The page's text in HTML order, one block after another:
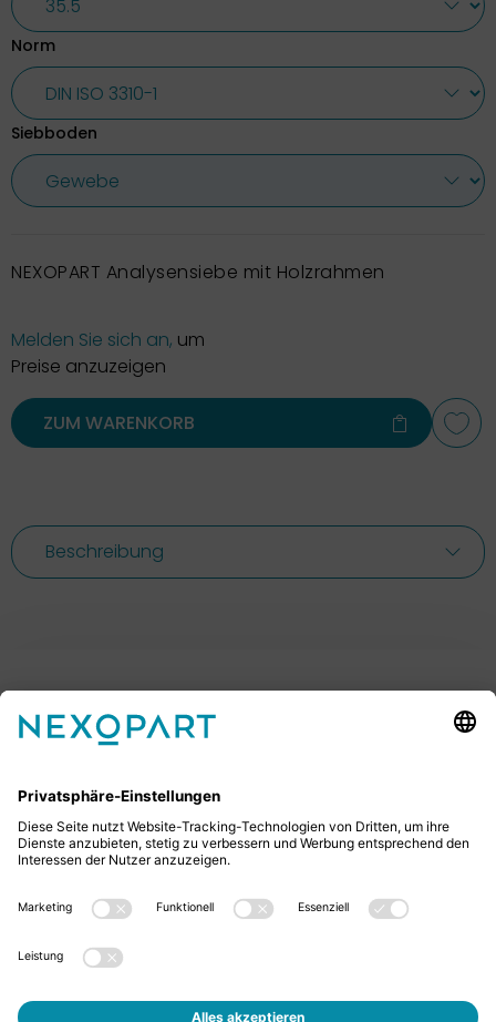
Norm
Siebboden
NEXOPART Analysensiebe mit Holzrahmen
Melden Sie sich an, um
Preise anzuzeigen
ZUM WARENKORB
Beschreibung
Ihr Kontakt zu uns.
schreiben uns eine E-Mail.
+49 2522 59084 0
sales@nexopart.com
Jobs